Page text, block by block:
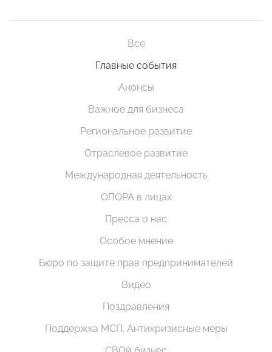
Все
Главные события
Анонсы
Важное для бизнеса
Региональное развитие
Отраслевое развитие
Международная деятельность
ОПОРА в лицах
Пресса о нас
Особое мнение
Бюро по защите прав предпринимателей
Видео
Поздравления
Поддержка МСП. Антикризисные меры